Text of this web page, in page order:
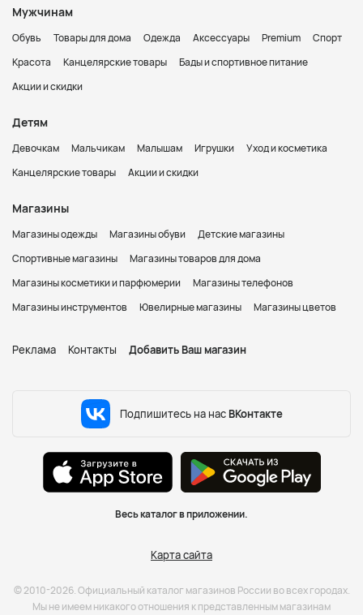
Мужчинам
Обувь Товары для дома Одежда Аксессуары Premium
Спорт
Красота
Канцелярские товары
Бады и спортивное питание
Акции и скидки
Детям
Девочкам Мальчикам Малышам Игрушки
Уход и косметика
Канцелярские товары
Акции и скидки
Магазины
Магазины одежды Магазины обуви
Детские магазины
Спортивные магазины
Магазины товаров для дома
Магазины косметики и парфюмерии
Магазины телефонов
Магазины инструментов
Ювелирные магазины Магазины цветов
Реклама Контакты Добавить Ваш магазин
Подпишитесь на нас ВКонтакте
Весь каталог в приложении.
Карта сайта
© 2010-2026. Официальный каталог магазинов России во всех городах.
Мы не имеем никакого отношения к представленным магазинам